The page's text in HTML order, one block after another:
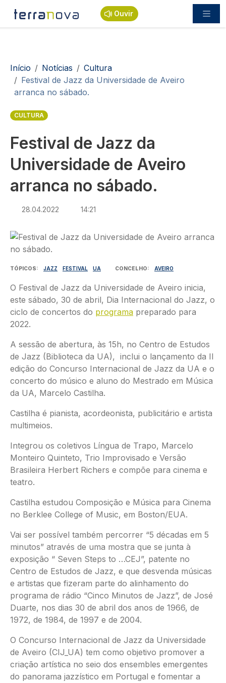
Passar para o conteúdo principal
Ouvir
Navegação estrutural
Início Notícias
Cultura
Festival de Jazz da Universidade de Aveiro
arranca no sábado.
CULTURA
Festival de Jazz da
Universidade de Aveiro
arranca no sábado.
28.04.2022 14:21
Imagem
TÓPICOS JAZZ FESTIVAL UA CONCELHO AVEIRO
O Festival de Jazz da Universidade de Aveiro inicia,
este sábado, 30 de abril, Dia Internacional do Jazz, o
ciclo de concertos do programa preparado para
2022.
A sessão de abertura, às 15h, no Centro de Estudos
de Jazz (Biblioteca da UA), inclui o lançamento da II
edição do Concurso Internacional de Jazz da UA e o
concerto do músico e aluno do Mestrado em Música
da UA, Marcelo Castilha.
Castilha é pianista, acordeonista, publicitário e artista
multimeios.
Integrou os coletivos Língua de Trapo, Marcelo
Monteiro Quinteto, Trio Improvisado e Versão
Brasileira Herbert Richers e compõe para cinema e
teatro.
Castilha estudou Composição e Música para Cinema
no Berklee College of Music, em Boston/EUA.
Vai ser possível também percorrer “5 décadas em 5
minutos” através de uma mostra que se junta à
exposição “ Seven Steps to …CEJ”, patente no
Centro de Estudos de Jazz, e que desvenda músicas
e artistas que fizeram parte do alinhamento do
programa de rádio “Cinco Minutos de Jazz”, de José
Duarte, nos dias 30 de abril dos anos de 1966, de
1972, de 1984, de 1997 e de 2004.
O Concurso Internacional de Jazz da Universidade
de Aveiro (CIJ_UA) tem como objetivo promover a
criação artística no seio dos ensembles emergentes
do panorama jazzístico em Portugal e fomentar a